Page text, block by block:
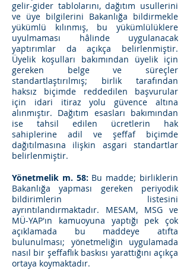
gelir-gider tablolarını, dağıtım usullerini
ve üye bilgilerini Bakanlığa bildirmekle
yükümlü kılınmış, bu yükümlülüklere
uyulmaması hâlinde uygulanacak
yaptırımlar da açıkça belirlenmiştir.
Üyelik koşulları bakımından üyelik için
gereken belge ve süreçler
standartlaştırılmış; birlik tarafından
haksız biçimde reddedilen başvurular
için idari itiraz yolu güvence altına
alınmıştır. Dağıtım esasları bakımından
ise tahsil edilen ücretlerin hak
sahiplerine adil ve şeffaf biçimde
dağıtılmasına ilişkin asgari standartlar
belirlenmiştir.
Yönetmelik m. 58: Bu madde; birliklerin
Bakanlığa yapması gereken periyodik
bildirimlerin listesini
ayrıntılandırmaktadır. MESAM, MSG ve
MÜ-YAP'ın kamuoyuna yaptığı pek çok
açıklamada bu maddeye atıfta
bulunulması; yönetmeliğin uygulamada
nasıl bir şeffaflık baskısı yarattığını açıkça
ortaya koymaktadır.